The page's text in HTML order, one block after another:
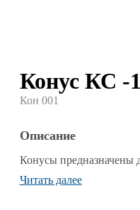
Конус КС -
Кон 001
Описание
Конусы предназначены
Читать далее